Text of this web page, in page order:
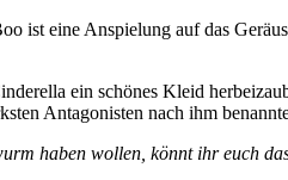
ist eine Anspielung auf das
ein schönes Kleid
Antagonisten nach ihm
haben wollen, könnt ihr euch